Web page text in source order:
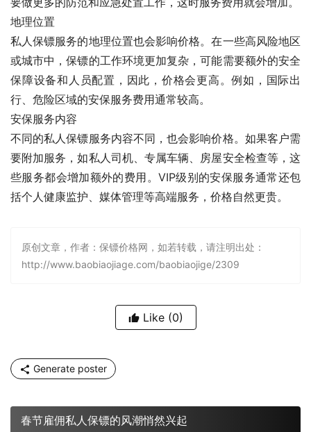
地理位置
私人保镖服务的地理位置也会影响价格。在一些高风险地区
或城市中，保镖的工作环境更加复杂，可能需要额外的安全
保障设备和人员配置，因此，价格会更高。例如，国际出
行、危险区域的安保服务费用通常较高。
安保服务内容
不同的私人保镖服务内容不同，也会影响价格。如果客户需
要附加服务，如私人司机、专属车辆、房屋安全检查等，这
些服务都会增加额外的费用。VIP级别的安保服务通常还包
括个人健康监护、媒体管理等高端服务，价格自然更贵。
原创文章，作者：保镖价格网，如若转载，请注明出处：
http://www.baobiaojiage.com/baobiaojige/2309
Like (0)
Generate poster
春节雇佣私人保镖的风潮悄然兴起